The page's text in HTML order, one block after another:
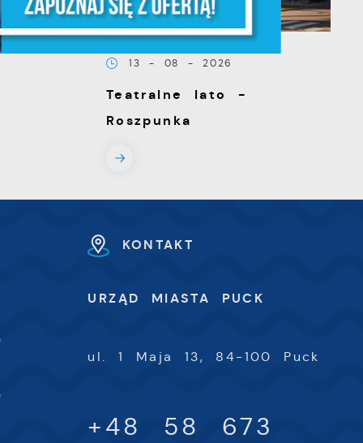
13 - 08 - 2026
Teatralne lato -
Roszpunka
KONTAKT
URZĄD MIASTA PUCK
ul. 1 Maja 13, 84-100 Puck
+48 58 673